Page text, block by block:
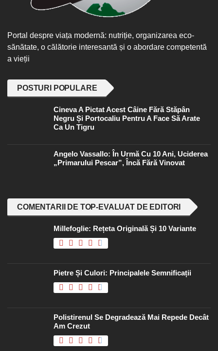
Portal despre viața modernă: nutriție, organizarea eco-
sănătate, o călătorie interesantă și o abordare competentă
a vieții
POSTURI POPULARE
Cineva A Pictat Acest Câine Fără Stăpân
Negru Și Portocaliu Pentru A Face Să Arate
Ca Un Tigru
Angelo Vassallo: În Urmă Cu 10 Ani, Uciderea
„primarului Pescar”, Încă Fără Vinovat
COMENTARII DE TOP-EVALUAT DE EDITORI
Millefoglie: Rețeta Originală Și 10 Variante
Pietre Și Culori: Principalele Semnificații
Polistirenul Se Degradează Mai Repede Decât
Am Crezut